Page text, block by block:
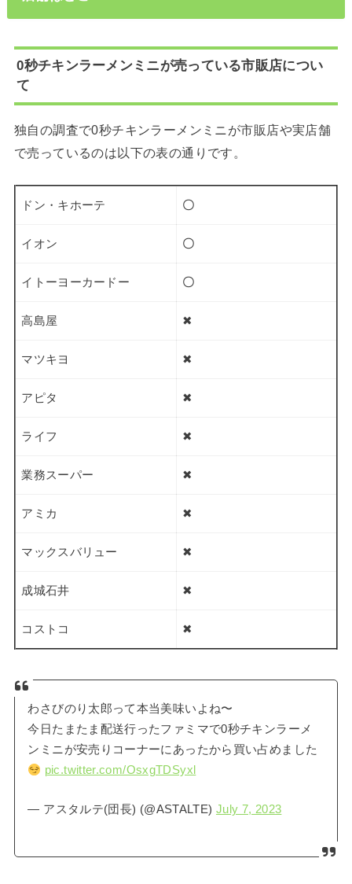
0秒チキンラーメンミニが売っている市販店につい
て
独自の調査で0秒チキンラーメンミニが市販店や実店舗
で売っているのは以下の表の通りです。
ドン・キホーテ 〇
イオン 〇
イトーヨーカードー 〇
高島屋 ✖
マツキヨ ✖
アピタ ✖
ライフ ✖
業務スーパー ✖
アミカ ✖
マックスバリュー ✖
成城石井 ✖
コストコ ✖
わさびのり太郎って本当美味いよね〜
今日たまたま配送行ったファミマで0秒チキンラーメ
ンミニが安売りコーナーにあったから買い占めました
pic.twitter.com/OsxgTDSyxl
— アスタルテ(団長) (@ASTALTE) July 7, 2023